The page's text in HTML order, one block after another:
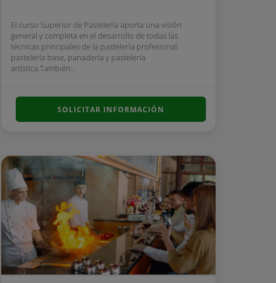
El curso Superior de Pastelería aporta una visión
general y completa en el desarrollo de todas las
técnicas principales de la pastelería profesional:
pastelería base, panadería y pastelería
artística.También...
SOLICITAR INFORMACIÓN